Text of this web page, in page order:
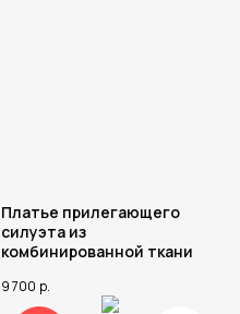
Платье прилегающего
силуэта из
комбинированной ткани
9 700 р.